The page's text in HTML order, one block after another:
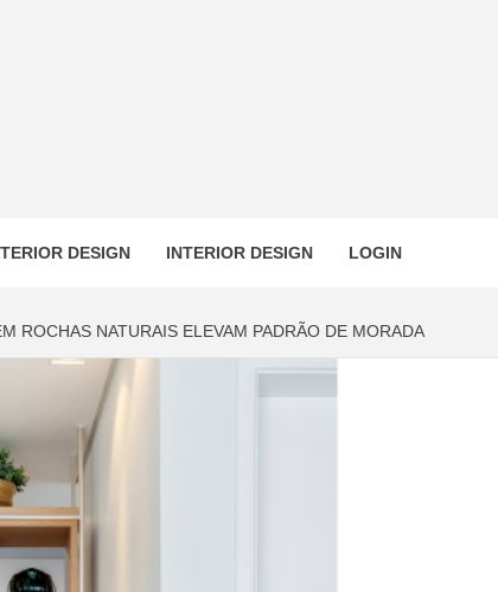
DESIGN INTERIOR DESIGN LOGIN
ROCHAS NATURAIS ELEVAM PADRÃO DE MORADA